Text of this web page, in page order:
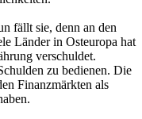
fällt sie, denn an den
Länder in Osteuropa hat
verschuldet.
zu bedienen. Die
Finanzmärkten als